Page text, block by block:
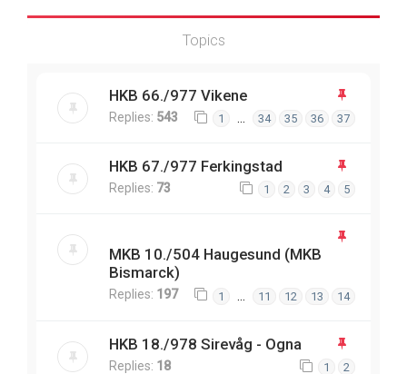
Topics
HKB 66./977 Vikene
Replies: 543 1 … 34 35 36 37
HKB 67./977 Ferkingstad
Replies: 73 1 2 3 4 5
MKB 10./504 Haugesund (MKB
Bismarck)
Replies: 197 1 11 12 13 14
HKB 18./978 Sirevåg - Ogna
Replies: 18 1 2